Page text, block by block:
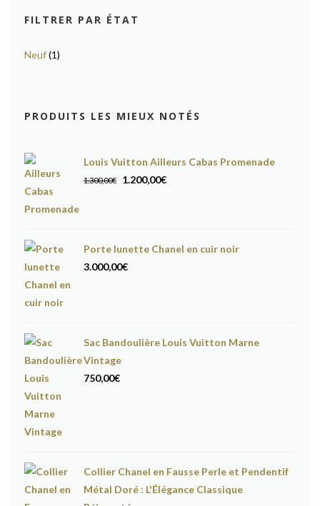
FILTRER PAR ÉTAT
Neuf(1)
PRODUITS LES MIEUX NOTÉS
Louis Vuitton Ailleurs Cabas Promenade
1.300,00€
Le
1.300,00€.
1.200,00€Le
1.200,00€.
Porte lunette Chanel en cuir noir
3.000,00€
Sac Bandoulière Louis Vuitton Marne
Vintage
750,00€
Collier Chanel en Fausse Perle et Pendentif
Métal Doré : L'Élégance Classique